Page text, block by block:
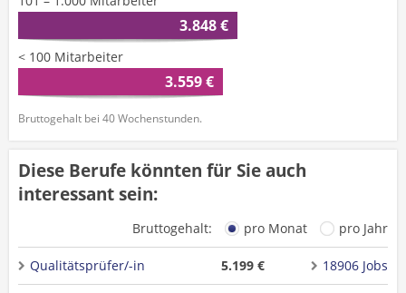
3.848 €
< 100 Mitarbeiter
3.559 €
Bruttogehalt bei 40 Wochenstunden.
Diese Berufe könnten für Sie auch
interessant sein:
Bruttogehalt: pro Monat pro Jahr
Qualitätsprüfer/-in 5.199 € 18906 Jobs